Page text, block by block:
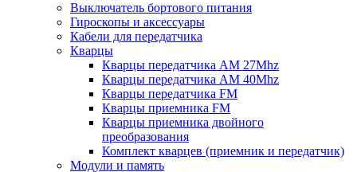
Выключатель бортового питания
Гироскопы и аксессуары
Кабели для передатчика
Кварцы
Кварцы передатчика AM 27Mhz
Кварцы передатчика AM 40Mhz
Кварцы передатчика FM
Кварцы приемника FM
Кварцы приемника двойного
преобразования
Комплект кварцев (приемник и передатчик)
Модули и память